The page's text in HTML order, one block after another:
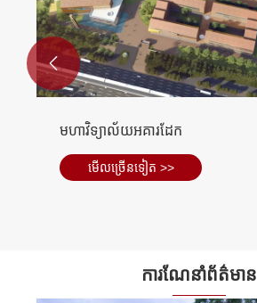
មហាវិទ្យាល័យអគារដែក
មើល​ច្រើន​ទៀត >>

ការណែនាំព័ត៌មាន